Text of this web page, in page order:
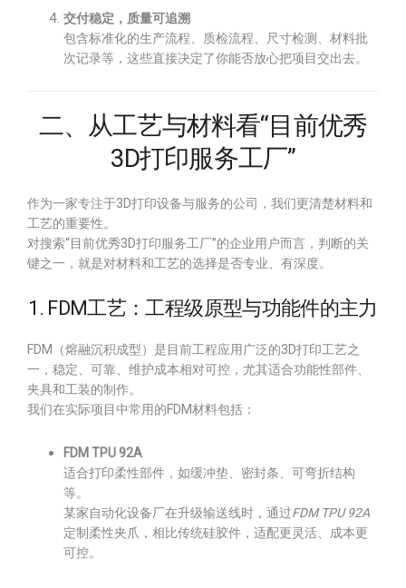
交付稳定，质量可追溯
包含标准化的生产流程、质检流程、尺寸检测、材料批
次记录等，这些直接决定了你能否放心把项目交出去。
二、从工艺与材料看“目前优秀
3D打印服务工厂”
作为一家专注于3D打印设备与服务的公司，我们更清楚材料和
工艺的重要性。
对搜索“目前优秀3D打印服务工厂”的企业用户而言，判断的关
键之一，就是对材料和工艺的选择是否专业、有深度。
1. FDM工艺：工程级原型与功能件的主力
FDM（熔融沉积成型）是目前工程应用广泛的3D打印工艺之
一，稳定、可靠、维护成本相对可控，尤其适合功能性部件、
夹具和工装的制作。
我们在实际项目中常用的FDM材料包括：
FDM TPU 92A
适合打印柔性部件，如缓冲垫、密封条、可弯折结构
等。
某家自动化设备厂在升级输送线时，通过FDM TPU 92A
定制柔性夹爪，相比传统硅胶件，适配更灵活、成本更
可控。